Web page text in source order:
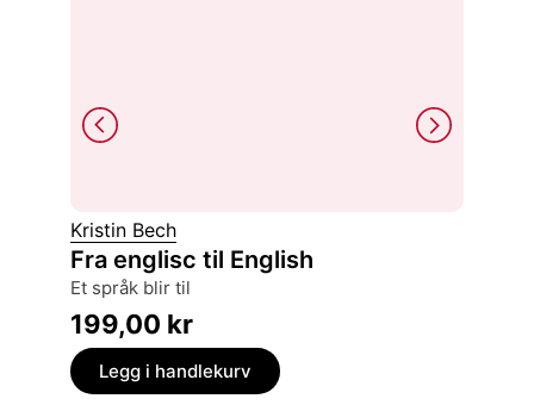
Kristin Bech
Fra englisc til English
et språk blir til
199,00 kr
Legg i handlekurv